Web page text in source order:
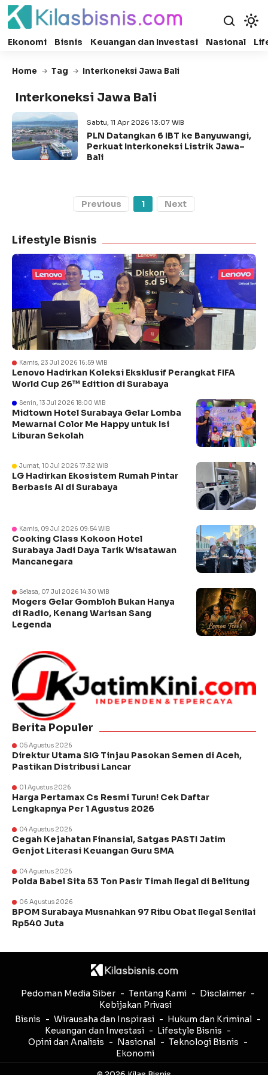
Ekonomi Bisnis Keuangan dan Investasi Nasional
Home Tag Interkoneksi Jawa Bali
Interkoneksi Jawa Bali
Sabtu, 11 Apr 2026 13:07 WIB
PLN Datangkan 6 IBT ke Banyuwangi,
Perkuat Interkoneksi Listrik Jawa–
Bali
Previous 1 Next
Lifestyle Bisnis
Kamis, 23 Jul 2026 16:59 WIB
Lenovo Hadirkan Koleksi Eksklusif Perangkat FIFA
World Cup 26™ Edition di Surabaya
Senin, 13 Jul 2026 18:00 WIB
Midtown Hotel Surabaya Gelar Lomba
Mewarnai Color Me Happy untuk Isi
Liburan Sekolah
Jumat, 10 Jul 2026 17:32 WIB
LG Hadirkan Ekosistem Rumah Pintar
Berbasis AI di Surabaya
Kamis, 09 Jul 2026 09:54 WIB
Cooking Class Kokoon Hotel
Surabaya Jadi Daya Tarik Wisatawan
Mancanegara
Selasa, 07 Jul 2026 14:30 WIB
Mogers Gelar Gombloh Bukan Hanya
di Radio, Kenang Warisan Sang
Legenda
Berita Populer
05 Agustus 2026
Direktur Utama SIG Tinjau Pasokan Semen di Aceh,
Pastikan Distribusi Lancar
01 Agustus 2026
Harga Pertamax Cs Resmi Turun! Cek Daftar
Lengkapnya Per 1 Agustus 2026
04 Agustus 2026
Cegah Kejahatan Finansial, Satgas PASTI Jatim
Genjot Literasi Keuangan Guru SMA
04 Agustus 2026
Polda Babel Sita 53 Ton Pasir Timah Ilegal di Belitung
06 Agustus 2026
BPOM Surabaya Musnahkan 97 Ribu Obat Ilegal Senilai
Rp540 Juta
Pedoman Media Siber Tentang Kami
Disclaimer
Kebijakan Privasi
Bisnis
Wirausaha dan Inspirasi
Hukum dan Kriminal
Keuangan dan Investasi
Lifestyle Bisnis
Opini dan Analisis
Nasional
Teknologi Bisnis
Ekonomi